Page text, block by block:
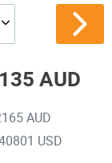
AUD
AUD
USD